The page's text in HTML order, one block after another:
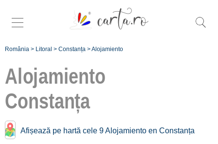
România > Litoral > Constanța >Alojamiento
Alojamiento
Constanța
Afișează pe hartă cele 9 Alojamiento en Constanța
Alojamiento cerca de
Mamaia